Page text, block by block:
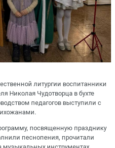
литургии воспитанники
Николая Чудотворца в бухте
педагогов выступили с
посвященную празднику
песнопения, прочитали